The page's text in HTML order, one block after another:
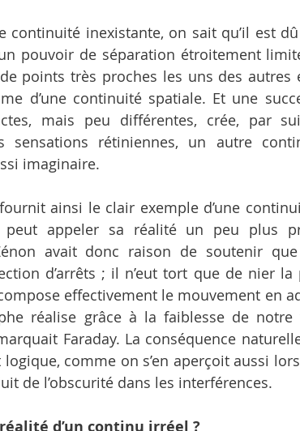
continuité inexistante, on sait qu’il est
pouvoir de séparation étroitement
points très proches les uns des autres
d’une continuité spatiale. Et une
mais peu différentes, crée, par
sensations rétiniennes, un autre
imaginaire.
ainsi le clair exemple d’une
peut appeler sa réalité un peu plus
avait donc raison de soutenir que
d’arrêts ; il n’eut tort que de nier
effectivement le mouvement en
réalise grâce à la faiblesse de notre
Faraday. La conséquence
logique, comme on s’en aperçoit aussi
de l’obscurité dans les interférences.
d’un continu irréel ?